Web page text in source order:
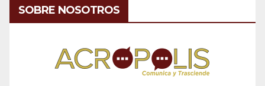
SOBRE NOSOTROS